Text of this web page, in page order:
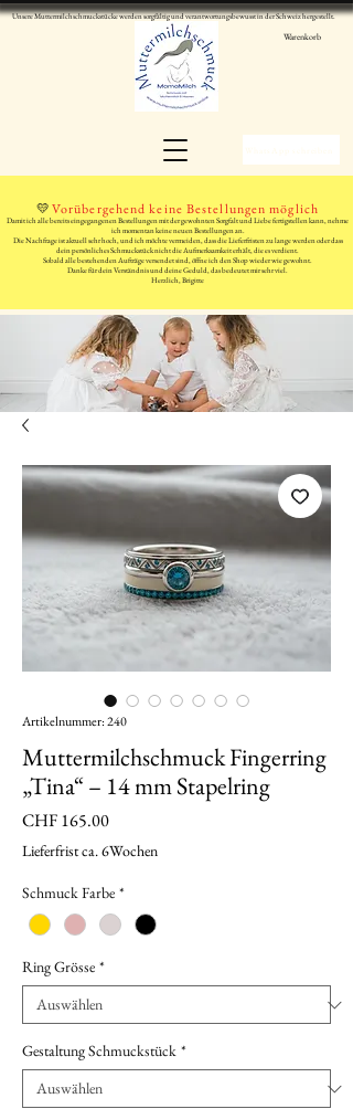
Unsere Muttermilchschmuckstücke werden sorgfältig und verantwortungsbewusst in der Schweiz hergestellt.
Warenkorb
💛Vorübergehend keine Bestellungen möglich
Damit ich alle bereits eingegangenen Bestellungen mit der gewohnten Sorgfalt und Liebe fertigstellen kann, nehme
ich momentan keine neuen Bestellungen an.
Die Nachfrage ist aktuell sehr hoch, und ich möchte vermeiden, dass die Lieferfristen zu lange werden oder dass
dein persönliches Schmuckstück nicht die Aufmerksamkeit erhält, die es verdient.
Sobald alle bestehenden Aufträge versendet sind, öffne ich den Shop wieder wie gewohnt.
Danke für dein Verständnis und deine Geduld, das bedeutet mir sehr viel.
Herzlich, Brigitte
Artikelnummer: 240
Muttermilchschmuck Fingerring
„Tina“ – 14 mm Stapelring
CHF 165.00Preis
Lieferfrist ca. 6Wochen
Schmuck Farbe *
Ring Grösse *
Gestaltung Schmuckstück *